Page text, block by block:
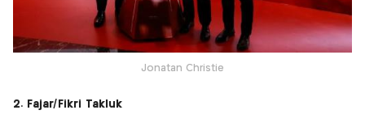
Jonatan Christie
2. Fajar/Fikri Takluk